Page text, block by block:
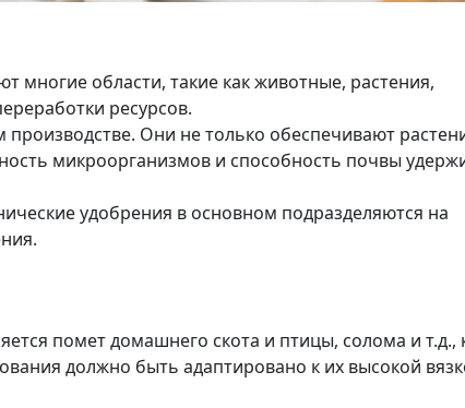
области, такие как животные, растения,
ресурсов.
Они не только обеспечивают
микроорганизмов и способность почвы
удобрения в основном подразделяются на
помет домашнего скота и птицы, солома и т.д.,
должно быть адаптировано к их высокой